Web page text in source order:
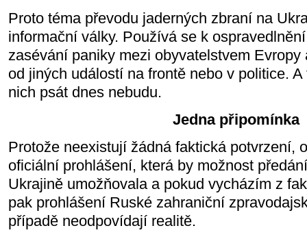
Proto téma převodu jaderných zbraní na
informační války. Používá se k
zasévání paniky mezi obyvatelstvem
od jiných událostí na frontě nebo v politice.
nich psát dnes nebudu.
Jedna připomínka
Protože neexistují žádná faktická potvrzení,
oficiální prohlášení, která by možnost
Ukrajině umožňovala a pokud vycházím z
pak prohlášení Ruské zahraniční
případě neodpovídají realitě.